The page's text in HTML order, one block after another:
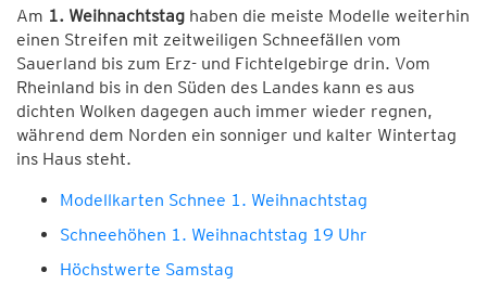
Am 1. Weihnachtstag haben die meiste Modelle weiterhin
einen Streifen mit zeitweiligen Schneefällen vom
Sauerland bis zum Erz- und Fichtelgebirge drin. Vom
Rheinland bis in den Süden des Landes kann es aus
dichten Wolken dagegen auch immer wieder regnen,
während dem Norden ein sonniger und kalter Wintertag
ins Haus steht.
Modellkarten Schnee 1. Weihnachtstag
Schneehöhen 1. Weihnachtstag 19 Uhr
Höchstwerte Samstag